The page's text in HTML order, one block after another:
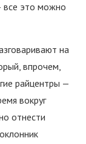
все это можно
на
впрочем,
райцентры —
вокруг
отнести